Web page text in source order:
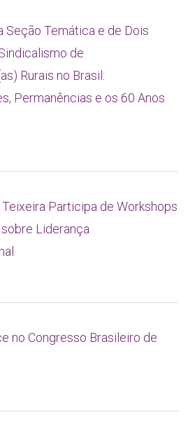
Seção Temática e de Dois
de
Rurais no Brasil:
Permanências e os 60 Anos
Participa de Workshops
Liderança
no Congresso Brasileiro de